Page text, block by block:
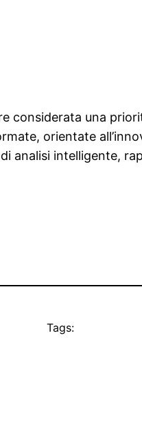
considerata una
orientate
intelligente,
Tags: